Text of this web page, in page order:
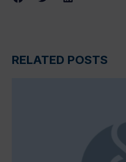
RELATED POSTS